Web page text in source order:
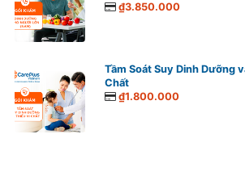
₫3.850.000
Tầm Soát Suy Dinh Dưỡng
Chất
₫1.800.000